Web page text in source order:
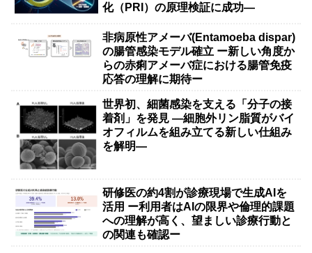
化（PRI）の原理検証に成功―
非病原性アメーバ(Entamoeba dispar)
の腸管感染モデル確立 ー新しい角度か
らの赤痢アメーバ症における腸管免疫
応答の理解に期待ー
世界初、細菌感染を支える「分子の接
着剤」を発見 ―細胞外リン脂質がバイ
オフィルムを組み立てる新しい仕組み
を解明―
研修医の約4割が診療現場で生成AIを
活用 ー利用者はAIの限界や倫理的課題
への理解が高く、望ましい診療行動と
の関連も確認ー